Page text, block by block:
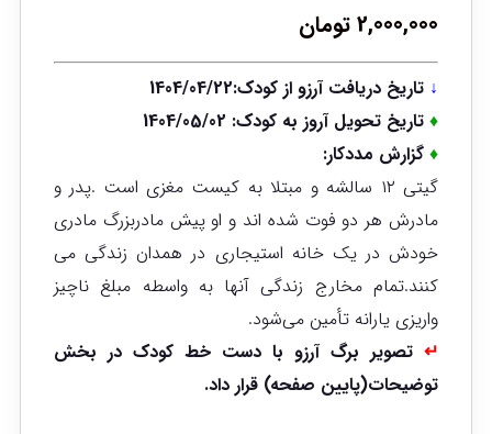
2,000,000تومان
↓ تاریخ دریافت آرزو از کودک:1404/04/22
♦تاریخ تحویل آروز به کودک: 1404/05/02
♦ گزارش مددکار:
گیتی ۱۲ سالشه و مبتلا به کیست مغزی است .پدر و
مادرش هر دو فوت شده اند و او پیش مادربزرگ مادری
خودش در یک خانه استیجاری در همدان زندگی می
کنند.تمام مخارج زندگی آنها به واسطه مبلغ ناچیز
واریزی یارانه تأمین می‌شود.
↵تصویر برگ آرزو با دست خط کودک در بخش
توضیحات(پایین صفحه) قرار داد.